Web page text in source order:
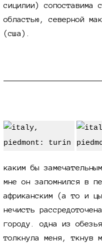
сицилии) сопоставима
областью, северной
(сша).
каким бы
мне он запомнился в
африканским (а то и
нечисть
городу. одна из
толкнула меня, ткнув